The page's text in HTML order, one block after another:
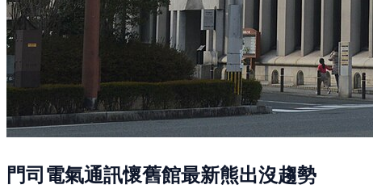
門司電氣通訊懷舊館最新熊出沒趨勢